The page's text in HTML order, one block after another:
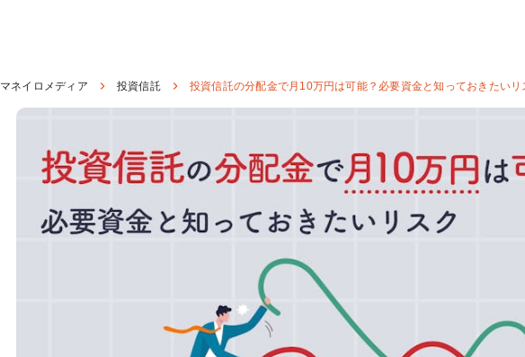
マネイロメディア 投資信託 投資信託の分配金で月10万円は可能？必要資金と知っておきたい